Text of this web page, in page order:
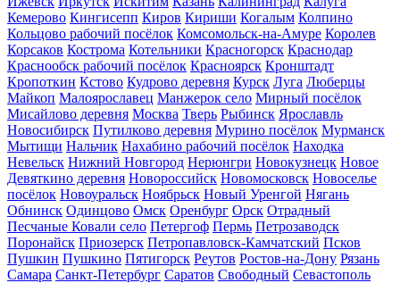
Кемерово Кингисепп Киров Кириши Когалым Колпино
Кольцово рабочий посёлок Комсомольск-на-Амуре Королев
Корсаков Кострома Котельники Красногорск Краснодар
Краснообск рабочий посёлок Красноярск Кронштадт
Кропоткин Кстово Кудрово деревня Курск Луга Люберцы
Майкоп Малоярославец Манжерок село Мирный посёлок
Мисайлово деревня Москва Тверь Рыбинск Ярославль
Новосибирск Путилково деревня Мурино посёлок Мурманск
Мытищи Нальчик Нахабино рабочий посёлок Находка
Невельск Нижний Новгород Нерюнгри Новокузнецк Новое
Девяткино деревня Новороссийск Новомосковск Новоселье
посёлок Новоуральск Ноябрьск Новый Уренгой Нягань
Обнинск Одинцово Омск Оренбург Орск Отрадный
Песчаные Ковали село Петергоф Пермь Петрозаводск
Поронайск Приозерск Петропавловск-Камчатский Псков
Пушкин Пушкино Пятигорск Реутов Ростов-на-Дону Рязань
Самара Санкт-Петербург Саратов Свободный Севастополь